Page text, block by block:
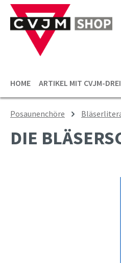
Hauptinhalt springen
Zur Suche springen
Zur Hauptnavigation springen
HOME ARTIKEL MIT CVJM-
Posaunenchöre
DIE